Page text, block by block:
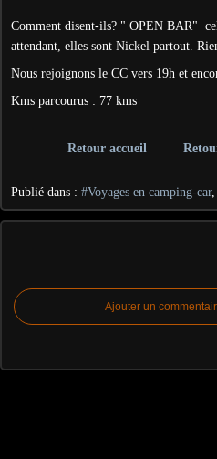
Comment disent-ils? " OPEN BAR"
attendant, elles sont Nickel partout.
Nous rejoignons le CC vers 19h et
Kms parcourus : 77 kms
Retour accueil
Publié dans : #Voyages en camping-car,
Ajouter un